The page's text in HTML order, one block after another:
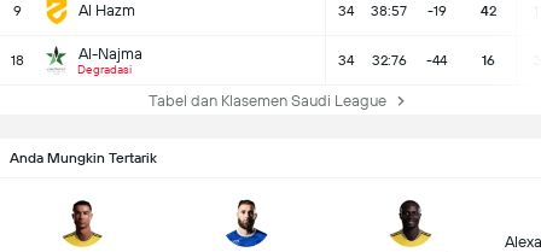
9 Al Hazm 34 38:57 -19 42
18 Al-Najma
Degradasi
34 32:76 -44 16
Tabel dan Klasemen Saudi League
Anda Mungkin Tertarik